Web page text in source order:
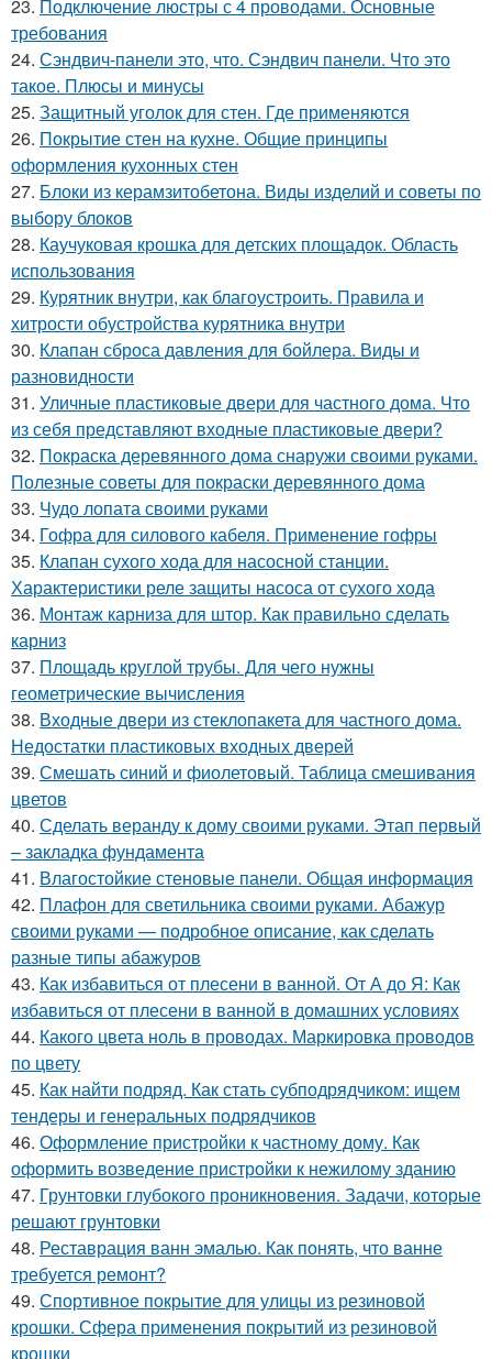
23. Подключение люстры с 4 проводами. Основные
требования
24. Сэндвич-панели это, что. Сэндвич панели. Что это
такое. Плюсы и минусы
25. Защитный уголок для стен. Где применяются
26. Покрытие стен на кухне. Общие принципы
оформления кухонных стен
27. Блоки из керамзитобетона. Виды изделий и советы по
выбору блоков
28. Каучуковая крошка для детских площадок. Область
использования
29. Курятник внутри, как благоустроить. Правила и
хитрости обустройства курятника внутри
30. Клапан сброса давления для бойлера. Виды и
разновидности
31. Уличные пластиковые двери для частного дома. Что
из себя представляют входные пластиковые двери?
32. Покраска деревянного дома снаружи своими руками.
Полезные советы для покраски деревянного дома
33. Чудо лопата своими руками
34. Гофра для силового кабеля. Применение гофры
35. Клапан сухого хода для насосной станции.
Характеристики реле защиты насоса от сухого хода
36. Монтаж карниза для штор. Как правильно сделать
карниз
37. Площадь круглой трубы. Для чего нужны
геометрические вычисления
38. Входные двери из стеклопакета для частного дома.
Недостатки пластиковых входных дверей
39. Смешать синий и фиолетовый. Таблица смешивания
цветов
40. Сделать веранду к дому своими руками. Этап первый
– закладка фундамента
41. Влагостойкие стеновые панели. Общая информация
42. Плафон для светильника своими руками. Абажур
своими руками — подробное описание, как сделать
разные типы абажуров
43. Как избавиться от плесени в ванной. От А до Я: Как
избавиться от плесени в ванной в домашних условиях
44. Какого цвета ноль в проводах. Маркировка проводов
по цвету
45. Как найти подряд. Как стать субподрядчиком: ищем
тендеры и генеральных подрядчиков
46. Оформление пристройки к частному дому. Как
оформить возведение пристройки к нежилому зданию
47. Грунтовки глубокого проникновения. Задачи, которые
решают грунтовки
48. Реставрация ванн эмалью. Как понять, что ванне
требуется ремонт?
49. Спортивное покрытие для улицы из резиновой
крошки. Сфера применения покрытий из резиновой
крошки